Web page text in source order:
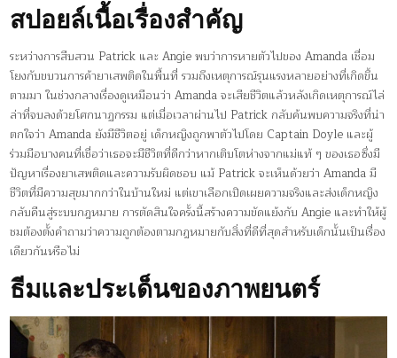
สปอยล์เนื้อเรื่องสำคัญ
ระหว่างการสืบสวน Patrick และ Angie พบว่าการหายตัวไปของ Amanda เชื่อม
โยงกับขบวนการค้ายาเสพติดในพื้นที่ รวมถึงเหตุการณ์รุนแรงหลายอย่างที่เกิดขึ้น
ตามมา ในช่วงกลางเรื่องดูเหมือนว่า Amanda จะเสียชีวิตแล้วหลังเกิดเหตุการณ์ไล่
ล่าที่จบลงด้วยโศกนาฏกรรม แต่เมื่อเวลาผ่านไป Patrick กลับค้นพบความจริงที่น่า
ตกใจว่า Amanda ยังมีชีวิตอยู่ เด็กหญิงถูกพาตัวไปโดย Captain Doyle และผู้
ร่วมมือบางคนที่เชื่อว่าเธอจะมีชีวิตที่ดีกว่าหากเติบโตห่างจากแม่แท้ ๆ ของเธอซึ่งมี
ปัญหาเรื่องยาเสพติดและความรับผิดชอบ แม้ Patrick จะเห็นด้วยว่า Amanda มี
ชีวิตที่มีความสุขมากกว่าในบ้านใหม่ แต่เขาเลือกเปิดเผยความจริงและส่งเด็กหญิง
กลับคืนสู่ระบบกฎหมาย การตัดสินใจครั้งนี้สร้างความขัดแย้งกับ Angie และทำให้ผู้
ชมต้องตั้งคำถามว่าความถูกต้องตามกฎหมายกับสิ่งที่ดีที่สุดสำหรับเด็กนั้นเป็นเรื่อง
เดียวกันหรือไม่
ธีมและประเด็นของภาพยนตร์